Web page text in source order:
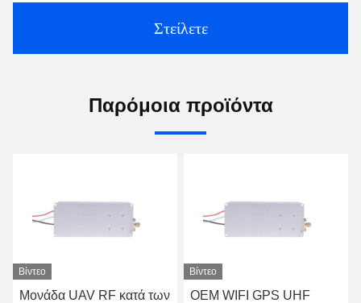
Στείλετε
Παρόμοια προϊόντα
Βίντεο
Μονάδα UAV RF κατά των
Βίντεο
OEM WIFI GPS UHF